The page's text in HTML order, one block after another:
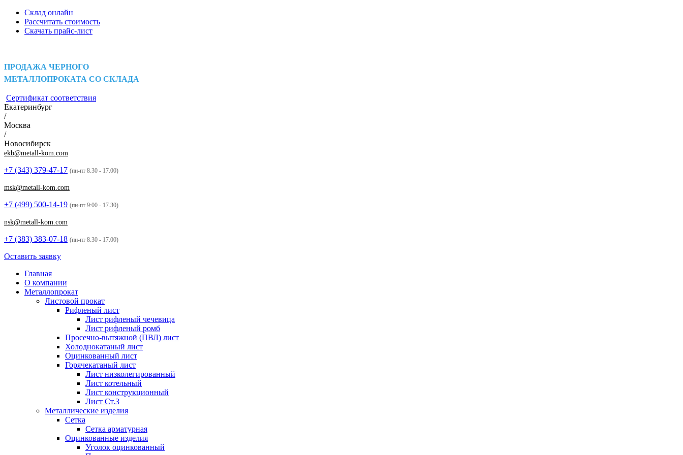
Склад онлайн
Рассчитать стоимость
Скачать прайс-лист
ПРОДАЖА ЧЕРНОГО
МЕТАЛЛОПРОКАТА СО СКЛАДА
Сертификат соответствия
Екатеринбург
/
Москва
/
Новосибирск
ekb@metall-kom.com
+7 (343) 379-47-17 (пн-пт 8.30 - 17.00)
msk@metall-kom.com
+7 (499) 500-14-19 (пн-пт 9:00 - 17.30)
nsk@metall-kom.com
+7 (383) 383-07-18 (пн-пт 8.30 - 17.00)
Оставить заявку
Главная
О компании
Металлопрокат
Листовой прокат
Рифленый лист
Лист рифленый чечевица
Лист рифленый ромб
Просечно-вытяжной (ПВЛ) лист
Холоднокатаный лист
Оцинкованный лист
Горячекатаный лист
Лист низколегированный
Лист котельный
Лист конструкционный
Лист Ст.3
Металлические изделия
Сетка
Сетка арматурная
Оцинкованные изделия
Уголок оцинкованный